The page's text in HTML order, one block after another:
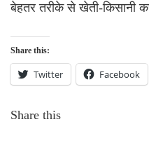
बेहतर तरीके से खेती-किसानी
Share this:
Twitter Facebook
Share this